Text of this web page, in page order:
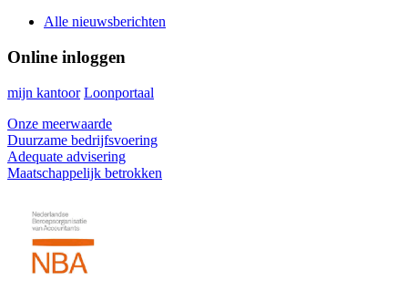
Alle nieuwsberichten
Online inloggen
mijn kantoor Loonportaal
Onze meerwaarde
Duurzame bedrijfsvoering
Adequate advisering
Maatschappelijk betrokken
Footer